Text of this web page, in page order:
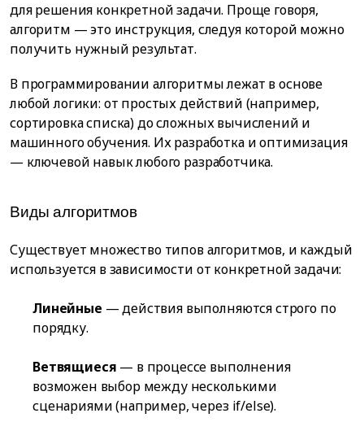
для решения конкретной задачи. Проще говоря,
алгоритм — это инструкция, следуя которой можно
получить нужный результат.
В программировании алгоритмы лежат в основе
любой логики: от простых действий (например,
сортировка списка) до сложных вычислений и
машинного обучения. Их разработка и оптимизация
— ключевой навык любого разработчика.
Виды алгоритмов
Существует множество типов алгоритмов, и каждый
используется в зависимости от конкретной задачи:
Линейные — действия выполняются строго по
порядку.
Ветвящиеся — в процессе выполнения
возможен выбор между несколькими
сценариями (например, через if/else).